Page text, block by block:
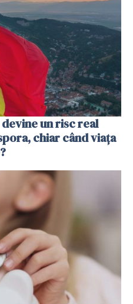
devine un risc real
chiar când viața